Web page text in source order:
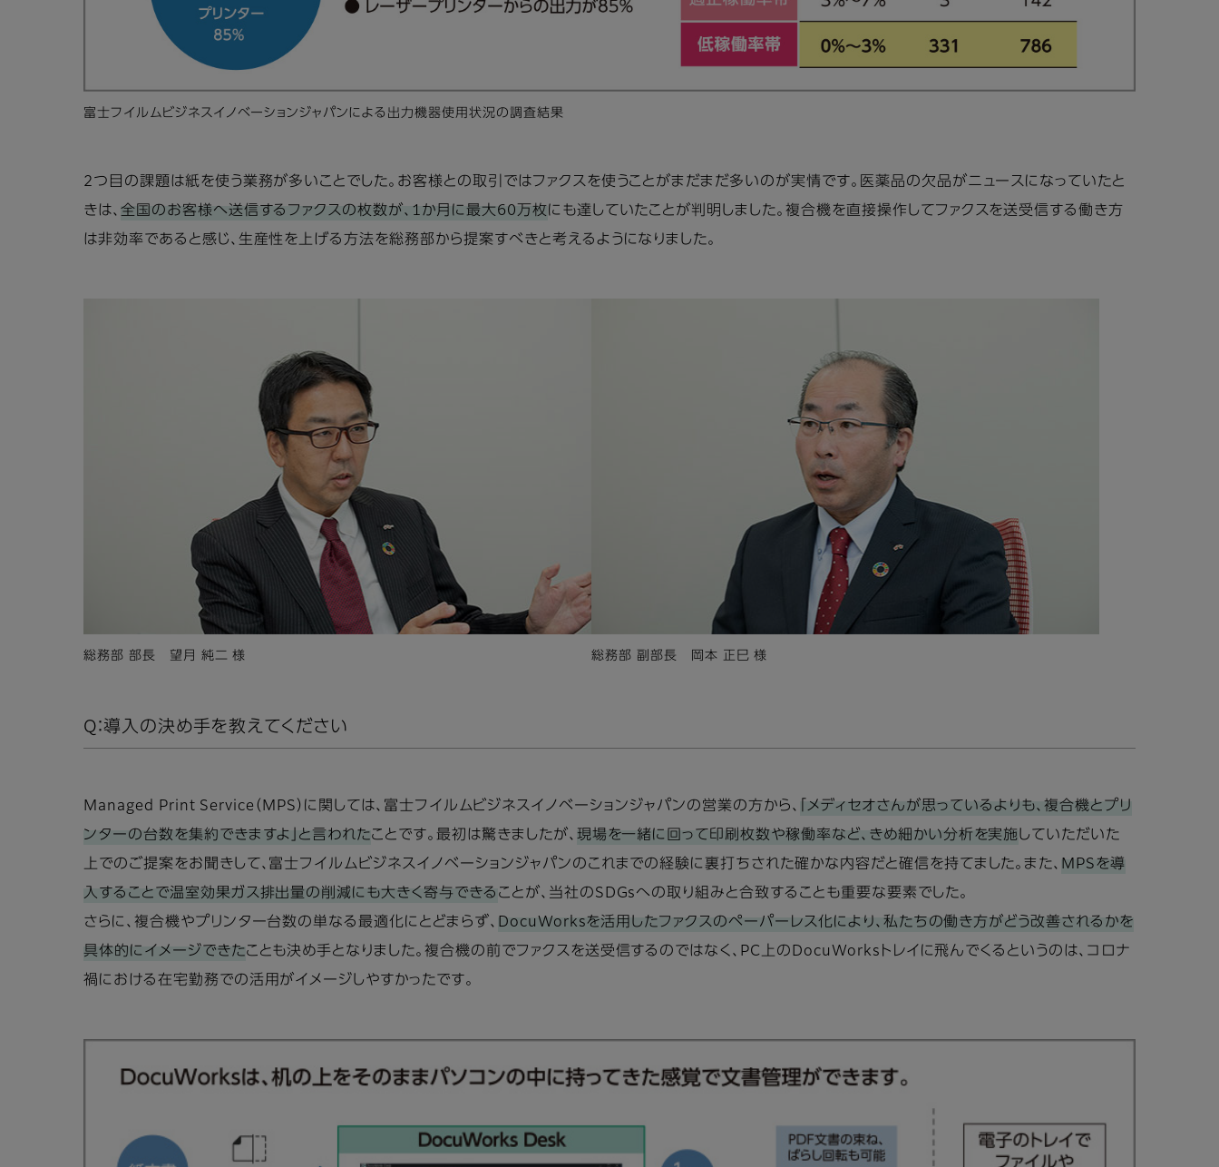
富士フイルムビジネスイノベーションジャパンによる出力機器使用状況の調査結果
2つ目の課題は紙を使う業務が多いことでした。お客様との取引ではファクスを使うことがまだまだ多いのが実情です。医薬品の欠品がニュースになっていたと
きは、 全国のお客様へ送信するファクスの枚数が、1か月に最大60万枚にも達していたことが判明しました。複合機を直接操作してファクスを送受信する働き方
は非効率であると感じ、生産性を上げる方法を総務部から提案すべきと考えるようになりました。
総務部 部長 望月 純二 様 総務部 副部長 岡本 正巳 様
Q：導入の決め手を教えてください
Managed Print Service（MPS）に関しては、富士フイルムビジネスイノベーションジャパンの営業の方から、
「メディセオさんが思っているよりも、複合機とプリ
ンターの台数を集約できますよ」と言われたことです。最初は驚きましたが、 現場を一緒に回って印刷枚数や稼働率など、きめ細かい分析を実施していただいた
上でのご提案をお聞きして、富士フイルムビジネスイノベーションジャパンのこれまでの経験に裏打ちされた確かな内容だと確信を持てました。また、 MPSを導
入することで温室効果ガス排出量の削減にも大きく寄与できる ことが、当社のSDGsへの取り組みと合致することも重要な要素でした。
さらに、複合機やプリンター台数の単なる最適化にとどまらず、 DocuWorksを活用したファクスのペーパーレス化により、私たちの働き方がどう改善されるかを
具体的にイメージできたことも決め手となりました。複合機の前でファクスを送受信するのではなく、PC上のDocuWorksトレイに飛んでくるというのは、コロナ
禍における在宅勤務での活用がイメージしやすかったです。